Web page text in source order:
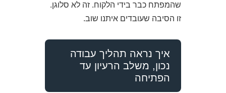
שהמפתח כבר בידי הלקוח. זה לא סלוגן.
זו הסיבה שעובדים איתנו שוב.
איך נראה תהליך עבודה
נכון, משלב הרעיון עד
הפתיחה